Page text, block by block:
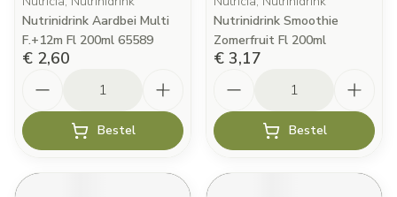
Nutrinidrink Aardbei Multi
F.+12m Fl 200ml 65589
€ 2,60
Bestel
Nutrinidrink Smoothie
Zomerfruit Fl 200ml
€ 3,17
Bestel